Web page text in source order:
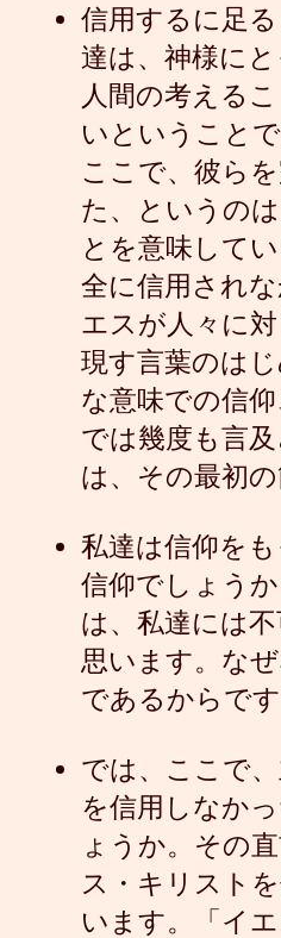
信用するに足
達は、神様に
人間の考える
いということ
ここで、彼ら
た、というの
とを意味して
全に信用され
エスが人々に
現す言葉のは
な意味での信
では幾度も言
は、その最初
私達は信仰を
信仰でしょう
は、私達には
思います。な
であるからで
では、ここで
を信用しなか
ょうか。その
ス・キリスト
います。「イ